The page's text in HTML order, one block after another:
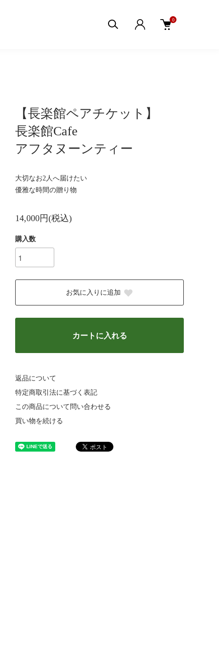
0
【長楽館ペアチケット】
長楽館Cafe
アフタヌーンティー
大切なお2人へ届けたい
優雅な時間の贈り物
14,000円(税込)
購入数
お気に入りに追加
カートに入れる
返品について
特定商取引法に基づく表記
この商品について問い合わせる
買い物を続ける